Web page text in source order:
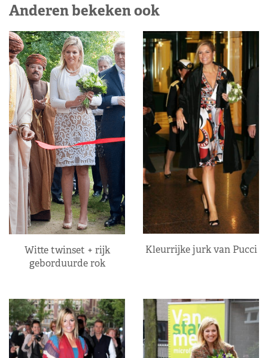
Anderen bekeken ook
Witte twinset + rijk
geborduurde rok
Kleurrijke jurk van Pucci